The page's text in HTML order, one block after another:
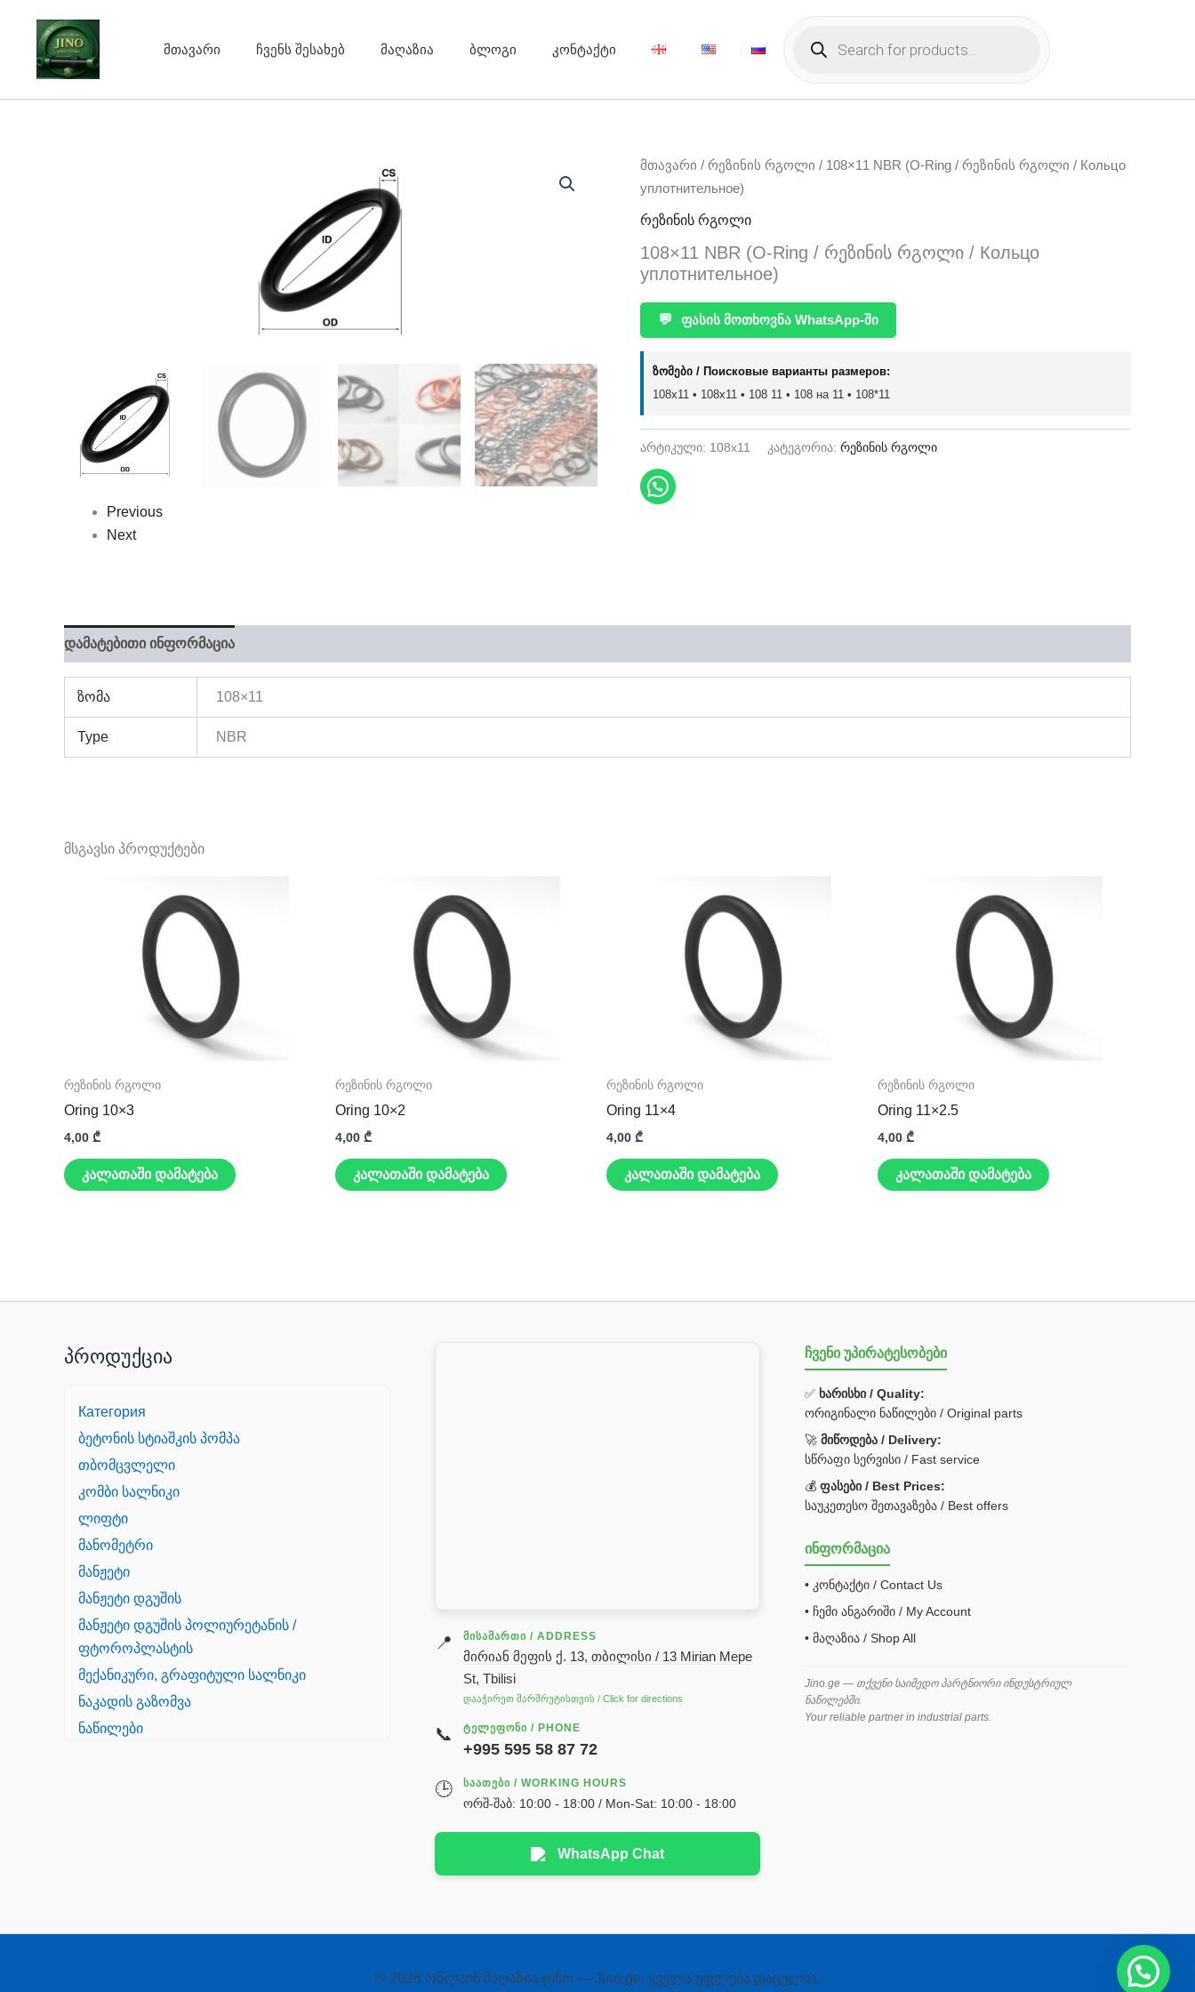
content
მთავარი ჩვენს შესახებ მაღაზია ბლოგი კონტაქტი
Products
search
Previous
Next
მთავარი / რეზინის რგოლი / 108×11 NBR (O-Ring / რეზინის რგოლი / Кольцо
уплотнительное)
რეზინის რგოლი
108×11 NBR (O-Ring / რეზინის რგოლი / Кольцо
уплотнительное)
💬 ფასის მოთხოვნა WhatsApp-ში
ზომები / Поисковые варианты размеров:
108x11 • 108х11 • 108 11 • 108 на 11 • 108*11
არტიკული: 108x11 კატეგორია: რეზინის რგოლი
დამატებითი ინფორმაცია
ზომა 108×11
Type NBR
მსგავსი პროდუქტები
რეზინის რგოლი
Oring 10×3
4,00 ₾
კალათაში დამატება
რეზინის რგოლი
Oring 10×2
4,00 ₾
კალათაში დამატება
რეზინის რგოლი
Oring 11×4
4,00 ₾
კალათაში დამატება
რეზინის რგოლი
Oring 11×2.5
4,00 ₾
კალათაში დამატება
პროდუქცია
Категория
ბეტონის სტიაშკის პომპა
თბომცვლელი
კომბი სალნიკი
ლიფტი
მანომეტრი
მანჟეტი
მანჟეტი დგუშის
მანჟეტი დგუშის პოლიურეტანის /
ფტოროპლასტის
მექანიკური, გრაფიტული სალნიკი
ნაკადის გაზომვა
ნაწილები
რეზინის რგოლი
📍 ᲛᲘᲡᲐᲛᲐᲠᲗᲘ / ADDRESS
მირიან მეფის ქ. 13, თბილისი / 13 Mirian Mepe
St, Tbilisi
დააჭირეთ მარშრუტისთვის / Click for directions
📞 ᲢᲔᲚᲔᲤᲝᲜᲘ / PHONE
+995 595 58 87 72
🕒 ᲡᲐᲐᲗᲔᲑᲘ / WORKING HOURS
ორშ-შაბ: 10:00 - 18:00 / Mon-Sat: 10:00 - 18:00
WhatsApp Chat
ჩვენი უპირატესობები
✅ ხარისხი / Quality:
ორიგინალი ნაწილები / Original parts
🚀მიწოდება / Delivery:
სწრაფი სერვისი / Fast service
💰ფასები / Best Prices:
საუკეთესო შეთავაზება / Best offers
ინფორმაცია
• კონტაქტი / Contact Us
• ჩემი ანგარიში / My Account
• მაღაზია / Shop All
Jino.ge — თქვენი საიმედო პარტნიორი ინდუსტრიულ
ნაწილებში.
Your reliable partner in industrial parts.
© 2026 ონლაინ მაღაზია ჯინო — Jino.ge. ყველა უფლება დაცულია.